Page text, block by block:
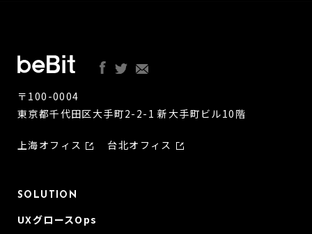
〒100-0004
東京都千代田区大手町2-2-1 新大手町ビル10階
上海オフィス 台北オフィス
SOLUTION
UXグロースOps